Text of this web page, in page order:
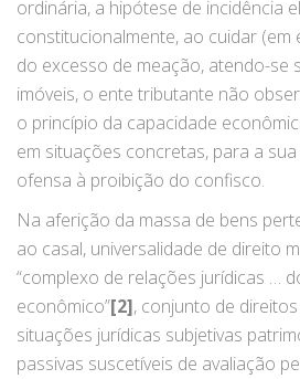
ordinária, a hipótese de incidência
constitucionalmente, ao cuidar (em
do excesso de meação, atendo-se
imóveis, o ente tributante não
o princípio da capacidade
em situações concretas, para a
ofensa à proibição do confisco.
Na aferição da massa de bens
ao casal, universalidade de direito
“complexo de relações jurídicas …
econômico”[2], conjunto de
situações jurídicas subjetivas
passivas suscetíveis de avaliação